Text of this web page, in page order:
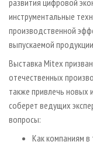
ПРОИЗВОДСТВО
БИОЭНЕРГЕТИКА
ЦБП
ИНСТРУМЕНТ И
ПРИОРИТЕТНЫЕ
RUSSIAN
ГАЗЕТА
БИБЛИОТЕКА
инструментальные
производственной
выпускаемой
Выставка Mitex
отечественных
также привлечь новых
соберет ведущих
вопросы:
Как компаниям в